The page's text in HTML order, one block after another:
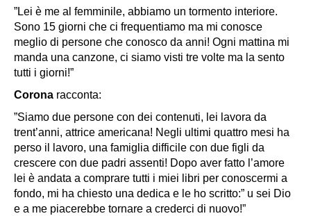
”Lei è me al femminile, abbiamo un tormento interiore.
Sono 15 giorni che ci frequentiamo ma mi conosce
meglio di persone che conosco da anni! Ogni mattina mi
manda una canzone, ci siamo visti tre volte ma la sento
tutti i giorni!”
Corona racconta:
”Siamo due persone con dei contenuti, lei lavora da
trent’anni, attrice americana! Negli ultimi quattro mesi ha
perso il lavoro, una famiglia difficile con due figli da
crescere con due padri assenti! Dopo aver fatto l’amore
lei è andata a comprare tutti i miei libri per conoscermi a
fondo, mi ha chiesto una dedica e le ho scritto:” u sei Dio
e a me piacerebbe tornare a crederci di nuovo!”